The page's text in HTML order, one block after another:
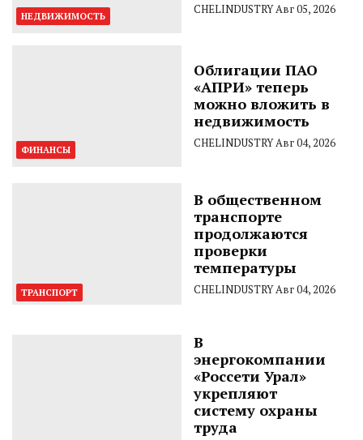
НЕДВИЖИМОСТЬ CHELINDUSTRYАвг 05, 2026
ФИНАНСЫ
Облигации ПАО
«АПРИ» теперь
можно вложить в
недвижимость
CHELINDUSTRYАвг 04, 2026
ТРАНСПОРТ
В общественном
транспорте
продолжаются
проверки
температуры
CHELINDUSTRYАвг 04, 2026
В
энергокомпании
«Россети Урал»
укрепляют
систему охраны
труда